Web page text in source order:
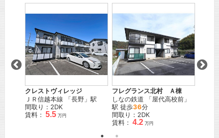
クレストヴィレッジ
ＪＲ信越本線 「長野 」駅
間取り：2DK
賃料： 5.5 万円
フレグランス北村 Ａ棟
しなの鉄道 「屋代高校前 」
駅 徒歩36分
間取り：2DK
賃料： 4.2 万円